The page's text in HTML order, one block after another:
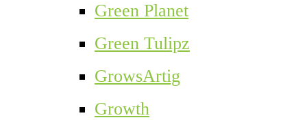
Green Planet
Green Tulipz
GrowsArtig
Growth